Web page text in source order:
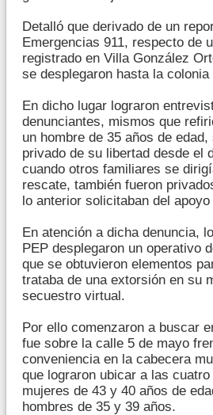
Detalló que derivado de un
Emergencias 911, respecto de
registrado en Villa González
se desplegaron hasta la
En dicho lugar lograron
denunciantes, mismos que
un hombre de 35 años de
privado de su libertad desde el
cuando otros familiares se
rescate, también fueron
lo anterior solicitaban del
En atención a dicha denuncia,
PEP desplegaron un operativo
que se obtuvieron elementos
trataba de una extorsión en su
secuestro virtual.
Por ello comenzaron a buscar
fue sobre la calle 5 de mayo
conveniencia en la cabecera
que lograron ubicar a las
mujeres de 43 y 40 años de
hombres de 35 y 39 años.